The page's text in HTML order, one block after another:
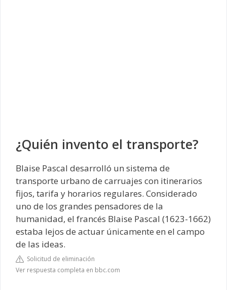
¿Quién invento el transporte?
Blaise Pascal desarrolló un sistema de
transporte urbano de carruajes con itinerarios
fijos, tarifa y horarios regulares. Considerado
uno de los grandes pensadores de la
humanidad, el francés Blaise Pascal (1623-1662)
estaba lejos de actuar únicamente en el campo
de las ideas.
Solicitud de eliminación
Ver respuesta completa en bbc.com